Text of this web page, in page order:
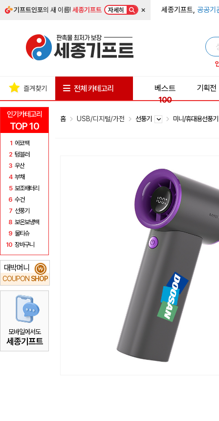
기프트인포의 새 이름!세종기프트 자세히 × 세종기프트, 공공기
인기카테고리
TOP 10
1 에코백
2 텀블러
3 우산
4 부채
5 보조배터리
6 수건
7 선풍기
8 보온보냉백
9 물티슈
10 장바구니
대박머니
COUPON SHOP
₩
모바일에서도
세종기프트
즐겨찾기 전체 카테고리
베스트
100
기획전
홈 USB/디지털/가전 선풍기 미니/휴대용선풍